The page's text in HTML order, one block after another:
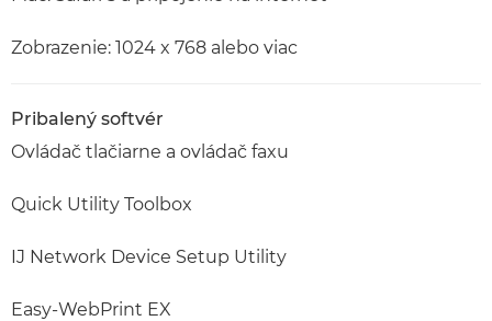
Zobrazenie: 1024 x 768 alebo viac
Pribalený softvér
Ovládač tlačiarne a ovládač faxu
Quick Utility Toolbox
IJ Network Device Setup Utility
Easy-WebPrint EX